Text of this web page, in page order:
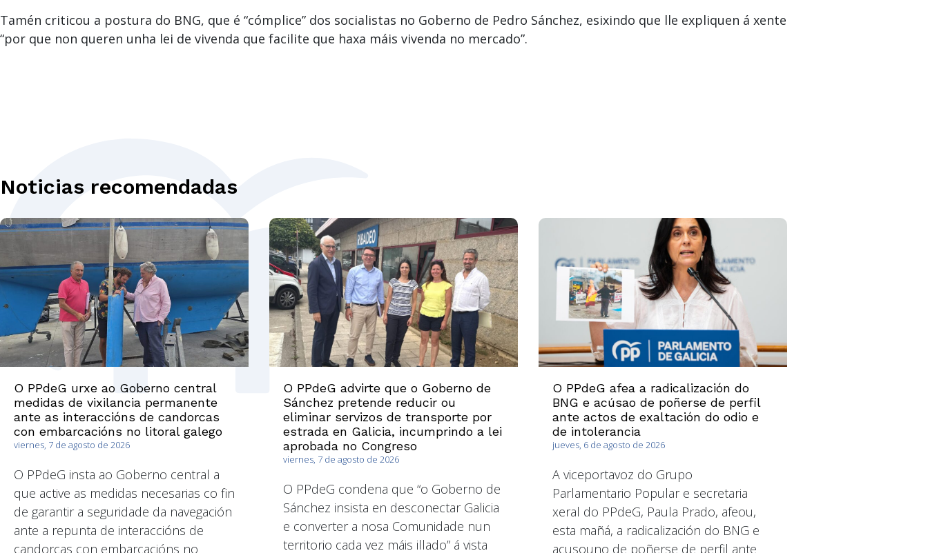
Tamén criticou a postura do BNG, que é “cómplice” dos socialistas no Goberno de Pedro Sánchez, esixindo que lle expliquen á xente
“por que non queren unha lei de vivenda que facilite que haxa máis vivenda no mercado”.
Noticias recomendadas
O PPdeG urxe ao Goberno central
medidas de vixilancia permanente
ante as interaccións de candorcas
con embarcacións no litoral galego
viernes, 7 de agosto de 2026
O PPdeG insta ao Goberno central a
que active as medidas necesarias co fin
de garantir a seguridade da navegación
ante a repunta de interaccións de
candorcas con embarcacións no
O PPdeG advirte que o Goberno de
Sánchez pretende reducir ou
eliminar servizos de transporte por
estrada en Galicia, incumprindo a lei
aprobada no Congreso
viernes, 7 de agosto de 2026
O PPdeG condena que “o Goberno de
Sánchez insista en desconectar Galicia
e converter a nosa Comunidade nun
territorio cada vez máis illado” á vista
O PPdeG afea a radicalización do
BNG e acúsao de poñerse de perfil
ante actos de exaltación do odio e
de intolerancia
jueves, 6 de agosto de 2026
A viceportavoz do Grupo
Parlamentario Popular e secretaria
xeral do PPdeG, Paula Prado, afeou,
esta mañá, a radicalización do BNG e
acusouno de poñerse de perfil ante